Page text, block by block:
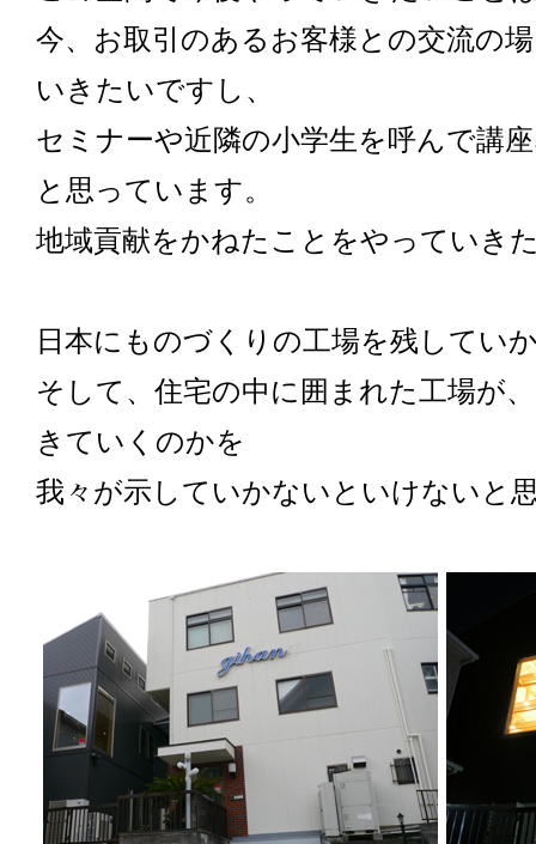
今、お取引のあるお客様との交流の
いきたいですし、
セミナーや近隣の小学生を呼んで講
と思っています。
地域貢献をかねたことをやっていき
日本にものづくりの工場を残してい
そして、住宅の中に囲まれた工場が
きていくのかを
我々が示していかないといけないと